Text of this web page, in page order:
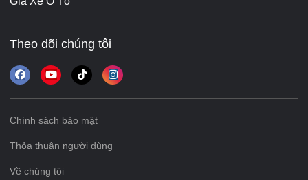
Theo dõi chúng tôi
Chính sách bảo mật
Thỏa thuận người dùng
Về chúng tôi